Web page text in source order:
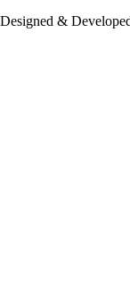
Designed &